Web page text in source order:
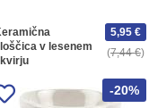
v lesenem
7,44 €
5,95 €
-20%